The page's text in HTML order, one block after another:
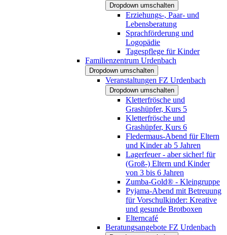
Dropdown umschalten
Erziehungs-, Paar- und
Lebensberatung
Sprachförderung und
Logopädie
Tagespflege für Kinder
Familienzentrum Urdenbach
Dropdown umschalten
Veranstaltungen FZ Urdenbach
Dropdown umschalten
Kletterfrösche und
Grashüpfer, Kurs 5
Kletterfrösche und
Grashüpfer, Kurs 6
Fledermaus-Abend für Eltern
und Kinder ab 5 Jahren
Lagerfeuer - aber sicher! für
(Groß-) Eltern und Kinder
von 3 bis 6 Jahren
Zumba-Gold® - Kleingruppe
Pyjama-Abend mit Betreuung
für Vorschulkinder: Kreative
und gesunde Brotboxen
Elterncafé
Beratungsangebote FZ Urdenbach